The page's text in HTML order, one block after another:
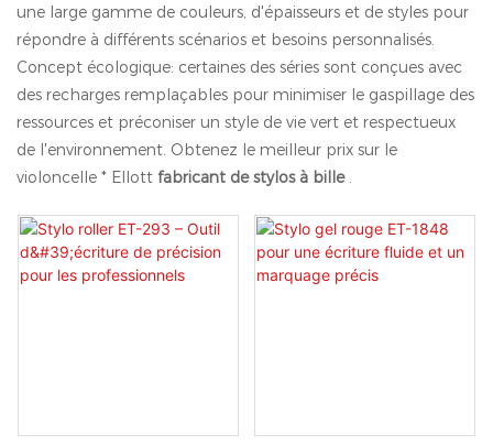
une large gamme de couleurs, d'épaisseurs et de styles pour
répondre à différents scénarios et besoins personnalisés.
Concept écologique: certaines des séries sont conçues avec
des recharges remplaçables pour minimiser le gaspillage des
ressources et préconiser un style de vie vert et respectueux
de l'environnement. Obtenez le meilleur prix sur le
violoncelle * Ellott fabricant de stylos à bille .